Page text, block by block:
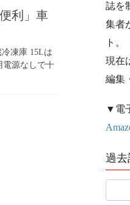
利」車
凍庫 15Lは
源なしで十
誌を
集者
ト。
現在
編集
▼電
過去